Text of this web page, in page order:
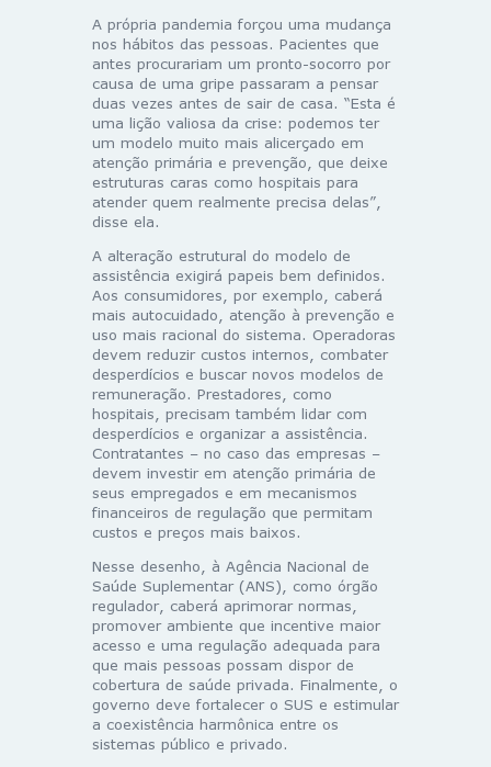
A própria pandemia forçou uma mudança
nos hábitos das pessoas. Pacientes que
antes procurariam um pronto-socorro por
causa de uma gripe passaram a pensar
duas vezes antes de sair de casa. “Esta é
uma lição valiosa da crise: podemos ter
um modelo muito mais alicerçado em
atenção primária e prevenção, que deixe
estruturas caras como hospitais para
atender quem realmente precisa delas”,
disse ela.
A alteração estrutural do modelo de
assistência exigirá papeis bem definidos.
Aos consumidores, por exemplo, caberá
mais autocuidado, atenção à prevenção e
uso mais racional do sistema. Operadoras
devem reduzir custos internos, combater
desperdícios e buscar novos modelos de
remuneração. Prestadores, como
hospitais, precisam também lidar com
desperdícios e organizar a assistência.
Contratantes – no caso das empresas –
devem investir em atenção primária de
seus empregados e em mecanismos
financeiros de regulação que permitam
custos e preços mais baixos.
Nesse desenho, à Agência Nacional de
Saúde Suplementar (ANS), como órgão
regulador, caberá aprimorar normas,
promover ambiente que incentive maior
acesso e uma regulação adequada para
que mais pessoas possam dispor de
cobertura de saúde privada. Finalmente, o
governo deve fortalecer o SUS e estimular
a coexistência harmônica entre os
sistemas público e privado.